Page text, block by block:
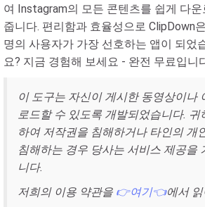
여 Instagram의 모든 콘텐츠를 쉽게 다
줍니다. 편리함과 효율성으로 ClipDown
명의 사용자가 가장 선호하는 앱이 되었
요? 지금 경험해 보세요 - 완전 무료입니
이 도구는 자신이 게시한 동영상이나
로드할 수 있도록 개발되었습니다. 귀
하여 저작권을 침해하거나 타인의 개
침해하는 경우 당사는 서비스 제공을
니다.
저희의 이용 약관을 👉여기👈에서